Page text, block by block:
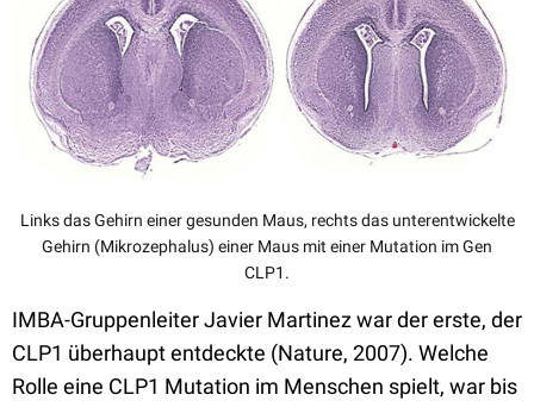
Links das Gehirn einer gesunden Maus, rechts das unterentwickelte
Gehirn (Mikrozephalus) einer Maus mit einer Mutation im Gen
CLP1.
IMBA-Gruppenleiter Javier Martinez war der erste, der
CLP1 überhaupt entdeckte (Nature, 2007). Welche
Rolle eine CLP1 Mutation im Menschen spielt, war bis